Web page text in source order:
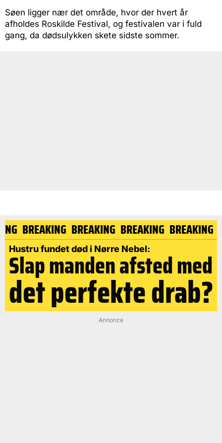
Søen ligger nær det område, hvor der hvert år
afholdes Roskilde Festival, og festivalen var i fuld
gang, da dødsulykken skete sidste sommer.
BREAKING BREAKING BREAKING BREAKING
Hustru fundet død i Nørre Nebel:
Slap manden afsted med
det perfekte drab?
Annonce